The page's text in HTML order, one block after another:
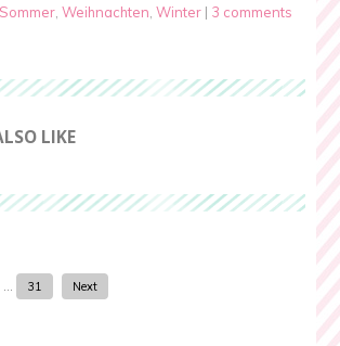
Sommer ,Weihnachten ,Winter | 3 comments
LIKE
… 31 Next